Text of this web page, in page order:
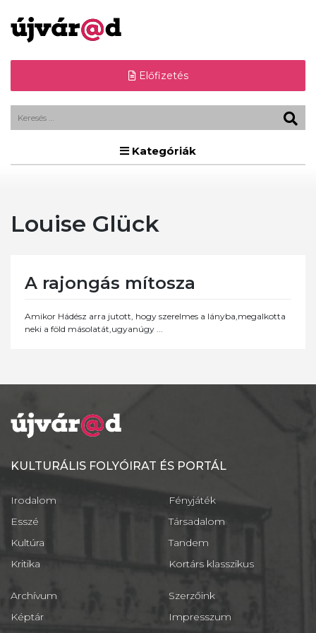
Előfizetés
Kategóriák
Louise Glück
A rajongás mítosza
Amikor Hádész arra jutott, hogy szerelmes a lányba,megalkotta
neki a föld másolatát,ugyanúgy ...
KULTURÁLIS FOLYÓIRAT ÉS PORTÁL
Irodalom
Esszé
Kultúra
Kritika
Fényjáték
Társadalom
Tandem
Kortárs klasszikus
Archívum
Képtár
Szerzőink
Impresszum